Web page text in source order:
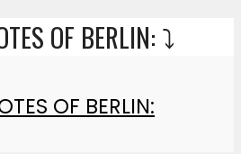
OF BERLIN: ⤵️